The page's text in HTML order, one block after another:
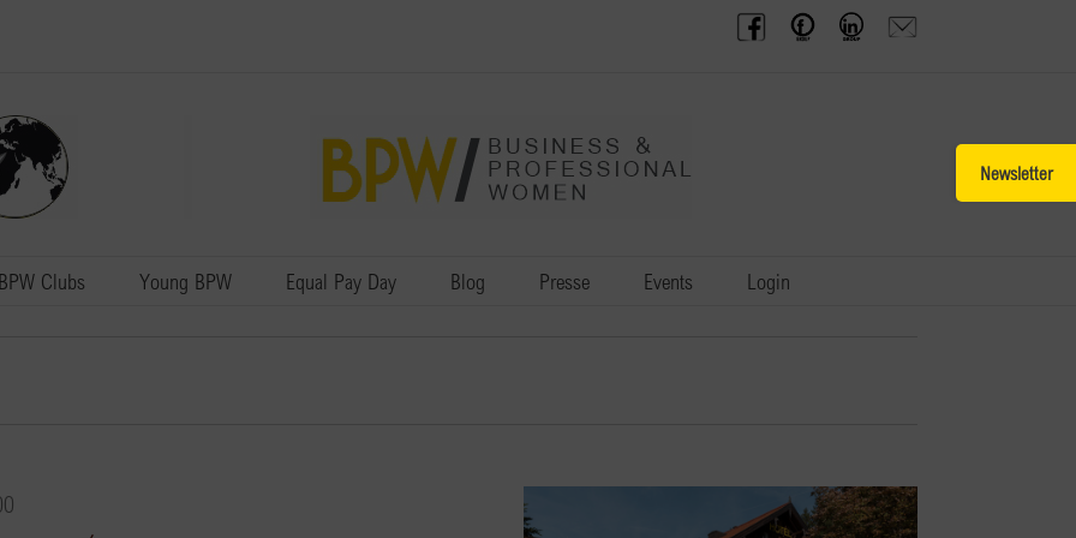
BPW
Austria
Offenes
Frauennetzwerk
BPW
Gruppe
Anfrage
schicken
BPW Clubs Young BPW Equal Pay Day Blog Presse Events Login
Sliding